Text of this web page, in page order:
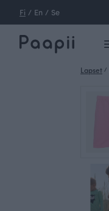
Fi / En / Se
Lapset /